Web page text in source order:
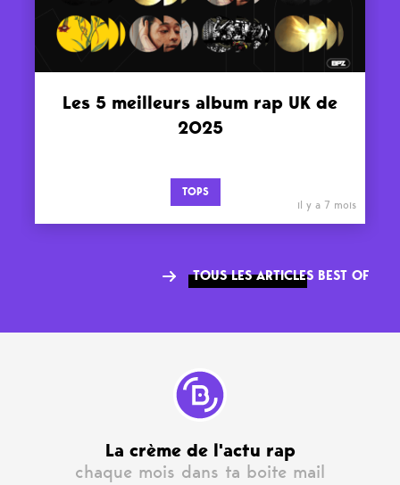
Les 5 meilleurs album rap UK de
2025
TOPS
il y a 7 mois
TOUS LES ARTICLES BEST OF
La crème de l'actu rap
chaque mois dans ta boite mail